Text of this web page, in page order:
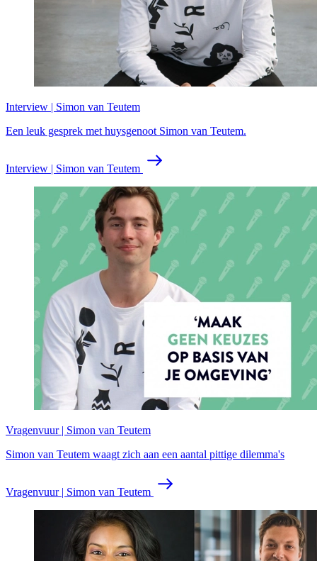
Interview | Simon van Teutem
Een leuk gesprek met huysgenoot Simon van Teutem.
Interview | Simon van Teutem
Vragenvuur | Simon van Teutem
Simon van Teutem waagt zich aan een aantal pittige dilemma's
Vragenvuur | Simon van Teutem